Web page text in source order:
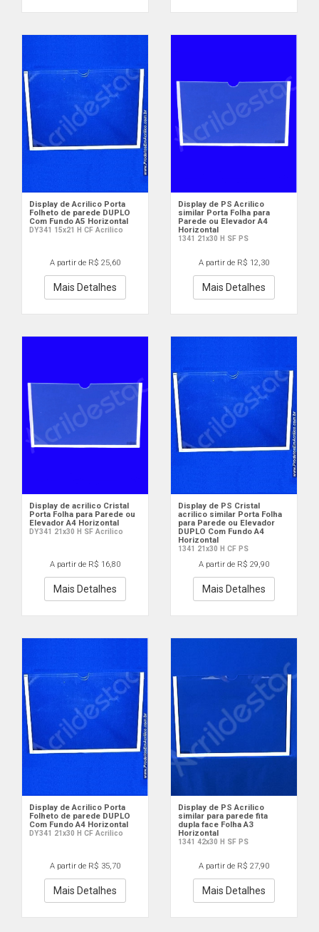
Display de Acrilico Porta
Folheto de parede DUPLO
Com Fundo A5 Horizontal
DY341 15x21 H CF Acrilico
A partir de R$ 25,60
Mais Detalhes
Display de PS Acrilico
similar Porta Folha para
Parede ou Elevador A4
Horizontal
1341 21x30 H SF PS
A partir de R$ 12,30
Mais Detalhes
Display de acrilico Cristal
Porta Folha para Parede ou
Elevador A4 Horizontal
DY341 21x30 H SF Acrilico
A partir de R$ 16,80
Mais Detalhes
Display de PS Cristal
acrilico similar Porta Folha
para Parede ou Elevador
DUPLO Com Fundo A4
Horizontal
1341 21x30 H CF PS
A partir de R$ 29,90
Mais Detalhes
Display de Acrilico Porta
Folheto de parede DUPLO
Com Fundo A4 Horizontal
DY341 21x30 H CF Acrilico
A partir de R$ 35,70
Mais Detalhes
Display de PS Acrilico
similar para parede fita
dupla face Folha A3
Horizontal
1341 42x30 H SF PS
A partir de R$ 27,90
Mais Detalhes